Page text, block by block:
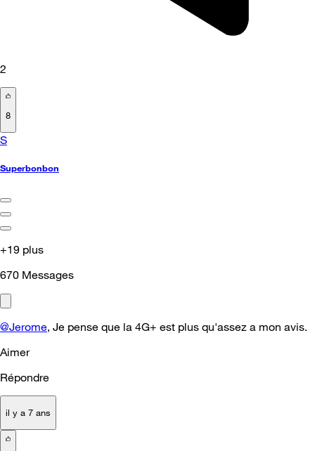
2
8
S
Superbonbon
+19 plus
670 Messages
@Jerome, Je pense que la 4G+ est plus qu'assez a mon avis.
Aimer
Répondre
il y a 7 ans